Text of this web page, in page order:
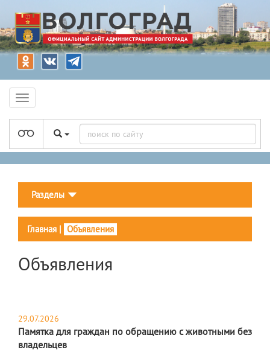
Разделы
Главная | Объявления
Объявления
29.07.2026
Памятка для граждан по обращению с животными без
владельцев